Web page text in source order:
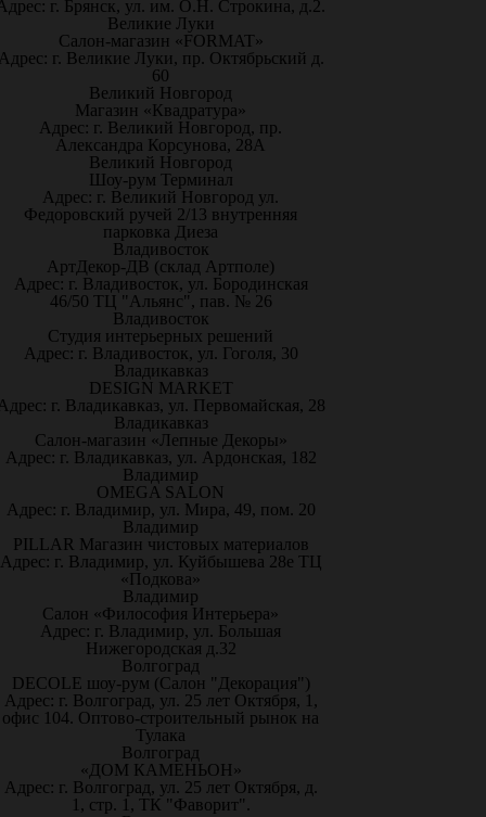
г. Брянск, ул. им. О.Н. Строкина, д.2.
Великие Луки
Салон-магазин «FORMAT»
г. Великие Луки, пр. Октябрьский д.
60
Великий Новгород
Магазин «Квадратура»
Адрес: г. Великий Новгород, пр.
Александра Корсунова, 28А
Великий Новгород
Шоу-рум Терминал
Адрес: г. Великий Новгород ул.
Федоровский ручей 2/13 внутренняя
парковка Диеза
Владивосток
АртДекор-ДВ (склад Артполе)
Адрес: г. Владивосток, ул. Бородинская
46/50 ТЦ "Альянс", пав. № 26
Владивосток
Студия интерьерных решений
Адрес: г. Владивосток, ул. Гоголя, 30
Владикавказ
DESIGN MARKET
г. Владикавказ, ул. Первомайская, 28
Владикавказ
Салон-магазин «Лепные Декоры»
Адрес: г. Владикавказ, ул. Ардонская, 182
Владимир
OMEGA SALON
Адрес: г. Владимир, ул. Мира, 49, пом. 20
Владимир
PILLAR Магазин чистовых материалов
Адрес: г. Владимир, ул. Куйбышева 28е ТЦ
«Подкова»
Владимир
Салон «Философия Интерьера»
Адрес: г. Владимир, ул. Большая
Нижегородская д.32
Волгоград
DECOLE шоу-рум (Салон "Декорация")
Адрес: г. Волгоград, ул. 25 лет Октября, 1,
офис 104. Оптово-строительный рынок на
Тулака
Волгоград
«ДОМ КАМЕНЬОН»
Адрес: г. Волгоград, ул. 25 лет Октября, д.
1, стр. 1, ТК "Фаворит".